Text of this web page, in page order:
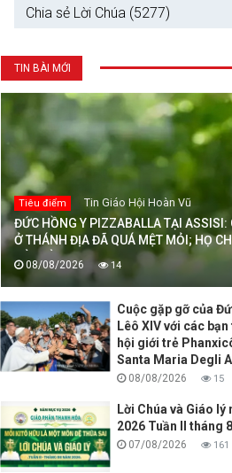
Chia sẻ Lời Chúa (5277)
TIN BÀI MỚI
Tiêu điểm Tin Giáo Hội Hoàn Vũ
ĐỨC HỒNG Y PIZZABALLA TẠI ASSISI:
Ở THÁNH ĐỊA ĐÃ QUÁ MỆT MỎI; HỌ
HÒA BÌNH
08/08/2026 14
Cuộc gặp gỡ của
Lêô XIV với các
hội giới trẻ
Santa Maria Degli
08/08/2026 15
Lời Chúa và Giáo lý
2026 Tuần II tháng 8
07/08/2026 161